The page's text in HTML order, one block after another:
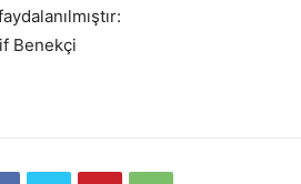
Benekçi